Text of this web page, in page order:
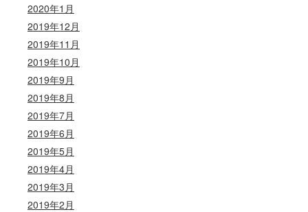
2020年1月
2019年12月
2019年11月
2019年10月
2019年9月
2019年8月
2019年7月
2019年6月
2019年5月
2019年4月
2019年3月
2019年2月